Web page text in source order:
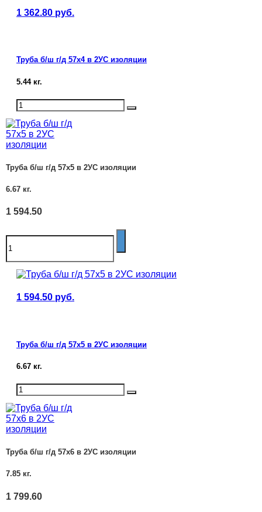
1 362.80 руб.
Труба б/ш г/д 57х4 в 2УС изоляции
5.44кг.
Труба б/ш г/д 57х5 в 2УС изоляции
6.67 кг.
1 594.50
1 594.50 руб.
Труба б/ш г/д 57х5 в 2УС изоляции
6.67 кг.
Труба б/ш г/д 57х6 в 2УС изоляции
7.85 кг.
1 799.60